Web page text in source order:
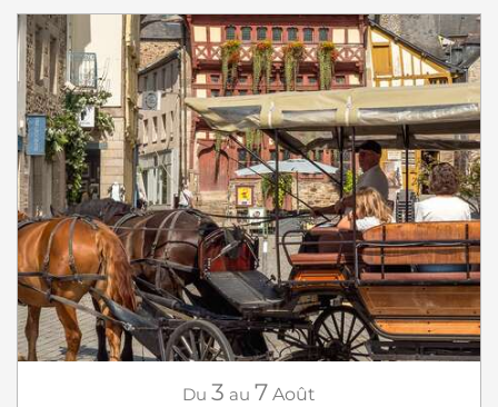
Du 3 au 7 Août